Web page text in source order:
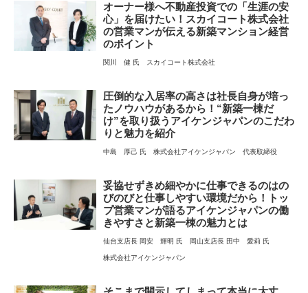
オーナー様へ不動産投資での「生涯の安
心」を届けたい！スカイコート株式会社
の営業マンが伝える新築マンション経営
のポイント
関川 健 氏 スカイコート株式会社
圧倒的な入居率の高さは社長自身が培っ
たノウハウがあるから！“新築一棟だ
け”を取り扱うアイケンジャパンのこだわ
りと魅力を紹介
中島 厚己 氏 株式会社アイケンジャパン 代表取締役
妥協せずきめ細やかに仕事できるのはの
びのびと仕事しやすい環境だから！トッ
プ営業マンが語るアイケンジャパンの働
きやすさと新築一棟の魅力とは
仙台支店長 岡安 輝明 氏 岡山支店長 田中 愛莉 氏
株式会社アイケンジャパン